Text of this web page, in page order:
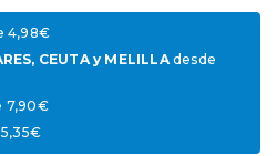
4,98€
CEUTA y MELILLAdesde
7,90€